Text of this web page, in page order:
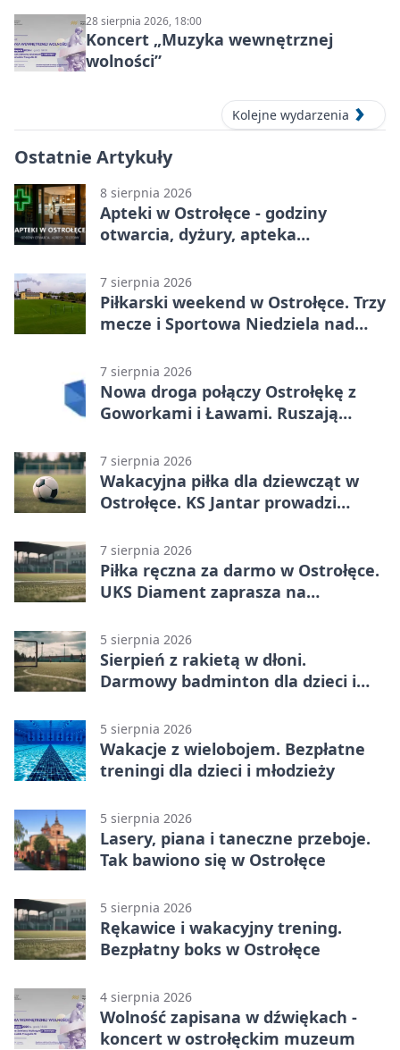
28 sierpnia 2026, 18:00
Koncert „Muzyka wewnętrznej
wolności”
Kolejne wydarzenia
Ostatnie Artykuły
8 sierpnia 2026
Apteki w Ostrołęce - godziny
otwarcia, dyżury, apteka
7 sierpnia 2026
Piłkarski weekend w Ostrołęce. Trzy
mecze i Sportowa Niedziela nad
7 sierpnia 2026
Nowa droga połączy Ostrołękę z
Goworkami i Ławami. Ruszają
7 sierpnia 2026
Wakacyjna piłka dla dziewcząt w
Ostrołęce. KS Jantar prowadzi
7 sierpnia 2026
Piłka ręczna za darmo w Ostrołęce.
UKS Diament zaprasza na
5 sierpnia 2026
Sierpień z rakietą w dłoni.
Darmowy badminton dla dzieci i
5 sierpnia 2026
Wakacje z wielobojem. Bezpłatne
treningi dla dzieci i młodzieży
5 sierpnia 2026
Lasery, piana i taneczne przeboje.
Tak bawiono się w Ostrołęce
5 sierpnia 2026
Rękawice i wakacyjny trening.
Bezpłatny boks w Ostrołęce
4 sierpnia 2026
Wolność zapisana w dźwiękach -
koncert w ostrołęckim muzeum